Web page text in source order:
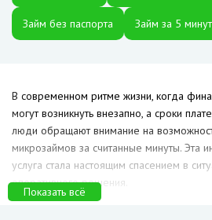
Займ без паспорта Займ за 5 минут
В современном ритме жизни, когда
могут возникнуть внезапно, а сроки
люди обращают внимание на
микрозаймов за считанные минуты. Эта
услуга стала настоящим спасением в
оперативного решения.
Показать всё